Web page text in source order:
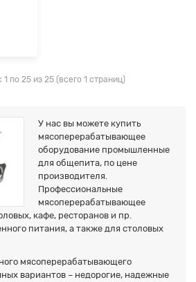
1 по 25 из 25 (всего 1 страниц)
У нас вы можете купить
мясоперерабатывающее
оборудование промышленные
для общепита, по цене
производителя.
Профессиональные
мясоперерабатывающее
кафе, ресторанов и пр.
питания, а также для столовых
мясоперерабатывающего
вариантов – недорогие, надежные